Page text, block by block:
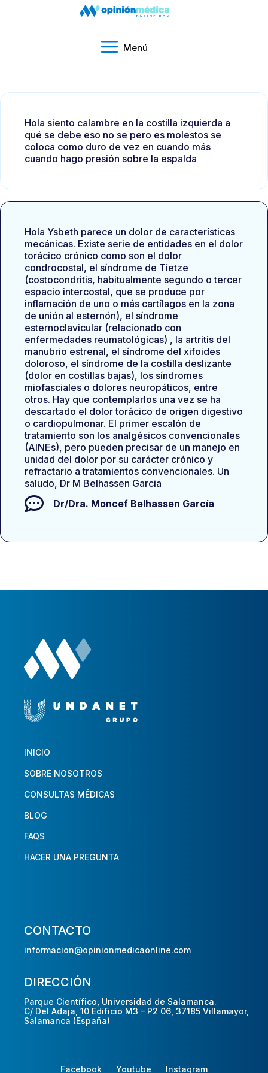
Menú
Hola siento calambre en la costilla izquierda a
qué se debe eso no se pero es molestos se
coloca como duro de vez en cuando más
cuando hago presión sobre la espalda
Hola Ysbeth parece un dolor de características
mecánicas. Existe serie de entidades en el dolor
torácico crónico como son el dolor
condrocostal, el síndrome de Tietze
(costocondritis, habitualmente segundo o tercer
espacio intercostal, que se produce por
inflamación de uno o más cartílagos en la zona
de unión al esternón), el síndrome
esternoclavicular (relacionado con
enfermedades reumatológicas) , la artritis del
manubrio estrenal, el síndrome del xifoides
doloroso, el síndrome de la costilla deslizante
(dolor en costillas bajas), los síndromes
miofasciales o dolores neuropáticos, entre
otros. Hay que contemplarlos una vez se ha
descartado el dolor torácico de origen digestivo
o cardiopulmonar. El primer escalón de
tratamiento son los analgésicos convencionales
(AINEs), pero pueden precisar de un manejo en
unidad del dolor por su carácter crónico y
refractario a tratamientos convencionales. Un
saludo, Dr M Belhassen Garcia
Dr/Dra. Moncef Belhassen García
INICIO
SOBRE NOSOTROS
CONSULTAS MÉDICAS
BLOG
FAQS
HACER UNA PREGUNTA
CONTACTO
informacion@opinionmedicaonline.com
DIRECCIÓN
Parque Científico, Universidad de Salamanca.
C/ Del Adaja, 10 Edificio M3 – P2 06, 37185 Villamayor,
Salamanca (España)
Facebook Youtube Instagram